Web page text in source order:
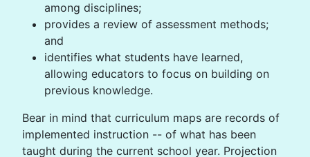
among disciplines;
provides a review of assessment methods;
and
identifies what students have learned,
allowing educators to focus on building on
previous knowledge.
Bear in mind that curriculum maps are records of
implemented instruction -- of what has been
taught during the current school year. Projection